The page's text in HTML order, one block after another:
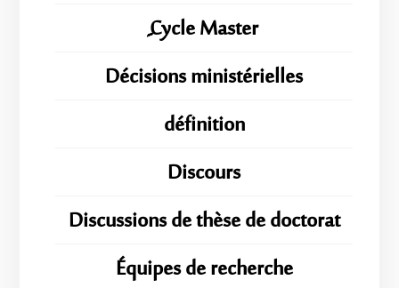
ِِِCycle Master
Décisions ministérielles
définition
Discours
Discussions de thèse de doctorat
Équipes de recherche